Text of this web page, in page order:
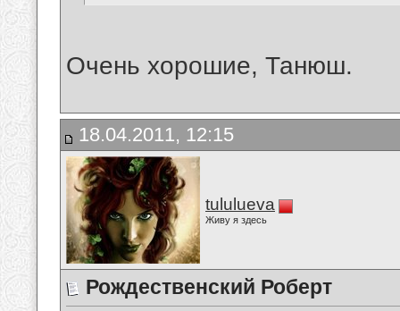
Очень хорошие, Танюш.
18.04.2011, 12:15
tululueva
Живу я здесь
Рождественский Роберт